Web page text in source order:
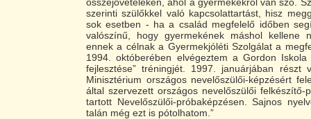
szerinti szülőkkel való kapcsolattartást, hisz
sok esetben - ha a család megfelelő időben
valószínű, hogy gyermekének máshol kellene
ennek a célnak a Gyermekjóléti Szolgálat a
1994. októberében elvégeztem a Gordon Iskola
fejlesztése” tréningjét. 1997. januárjában részt
Minisztérium országos nevelőszülői-képzésért
által szervezett országos nevelőszülői felkészítő-
tartott Nevelőszülői-próbaképzésen. Sajnos
talán még ezt is pótolhatom.”